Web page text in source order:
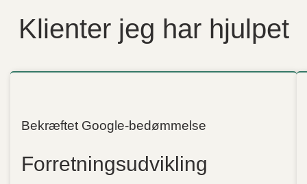
Klienter jeg har hjulpet
Bekræftet Google-bedømmelse
Forretningsudvikling